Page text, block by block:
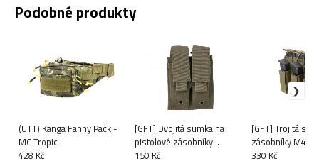
Podobné produkty
(UTT) Kanga Fanny Pack -
MC Tropic
428 Kč
[GFT] Dvojitá sumka na
pistolové zásobníky
MOLLE - oliva
150 Kč
[GFT] Trojitá
zásobníky M4 a
- oliva
330 Kč